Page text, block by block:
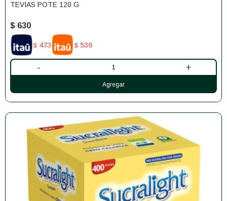
TEVIAS POTE 120 G
$ 630
$ 473 $ 536
- +